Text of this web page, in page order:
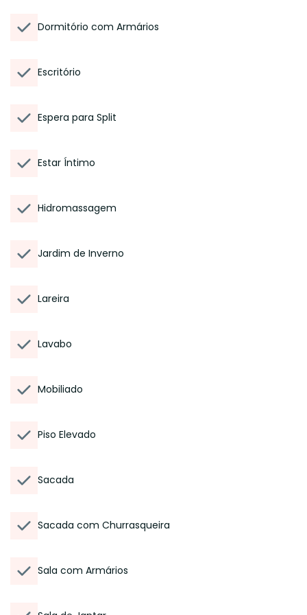
Dormitório com Armários
Escritório
Espera para Split
Estar Íntimo
Hidromassagem
Jardim de Inverno
Lareira
Lavabo
Mobiliado
Piso Elevado
Sacada
Sacada com Churrasqueira
Sala com Armários